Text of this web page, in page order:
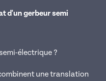
d'un gerbeur semi
électrique ?
une translation